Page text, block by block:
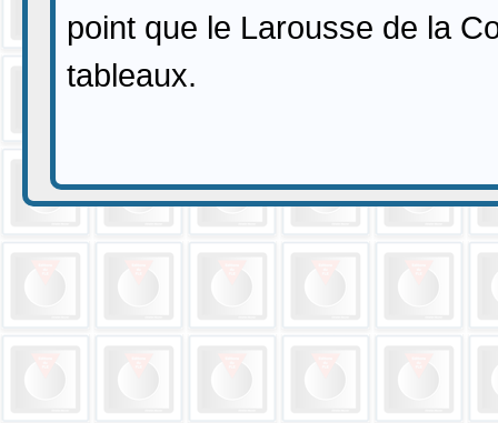
point que le Larousse de la
tableaux.